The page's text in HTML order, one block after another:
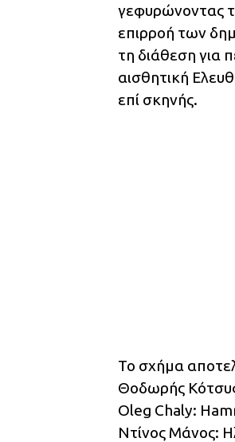
γεφυρώνοντας
επιρροή των
τη διάθεση για
αισθητική
επί σκηνής.
Το σχήμα
Θοδωρής
Oleg Chaly:
Ντίνος Μάνος: